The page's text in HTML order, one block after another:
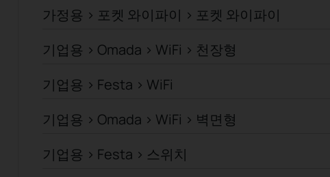
가정용 > 포켓 와이파이 > 포켓 와이파이
기업용 > Omada > WiFi > 천장형
기업용 > Festa > WiFi
기업용 > Omada > WiFi > 벽면형
기업용 > Festa > 스위치